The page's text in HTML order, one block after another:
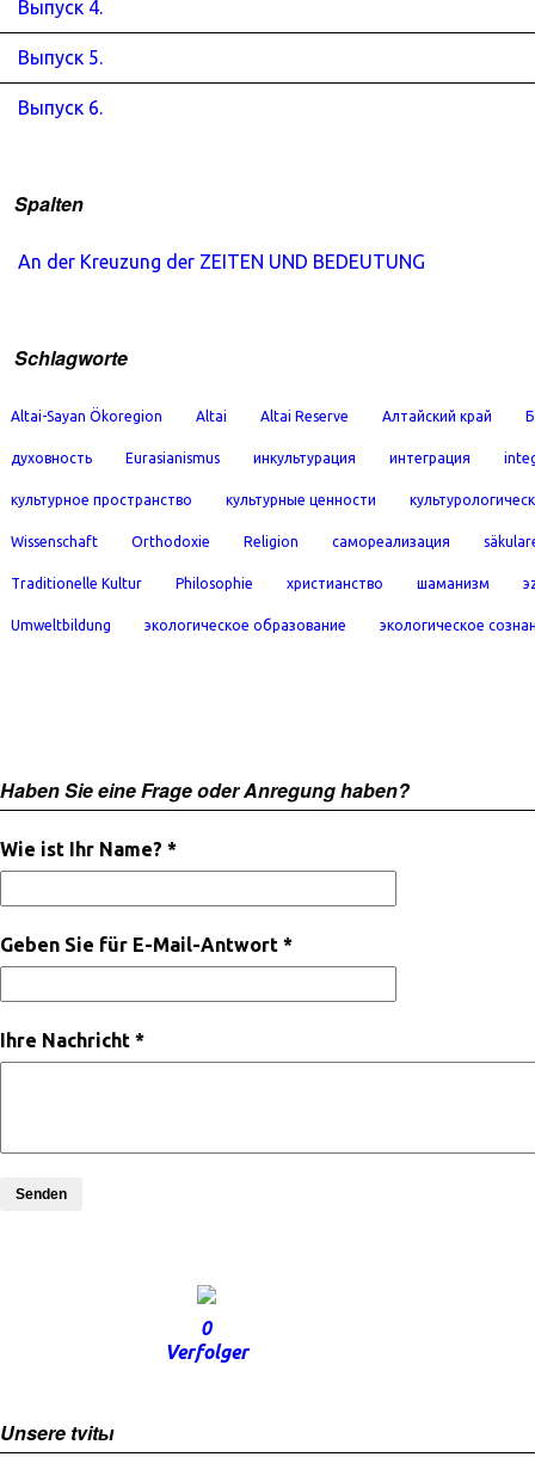
Выпуск 4.
Выпуск 5.
Выпуск 6.
Spalten
An der Kreuzung der ZEITEN UND BEDEUTUNG
Schlagworte
Altai-Sayan Ökoregion Altai Altai Reserve Алтайский край
духовность Eurasianismus инкультурация интеграция
культурное пространство культурные ценности
Wissenschaft Orthodoxie Religion самореализация
Traditionelle Kultur Philosophie христианство шаманизм
Umweltbildung экологическое образование экологическое
Haben Sie eine Frage oder Anregung haben?
Wie ist Ihr Name? *
Geben Sie für E-Mail-Antwort *
Ihre Nachricht *
Senden
0
Verfolger
Unsere tvitы